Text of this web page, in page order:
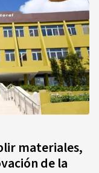
materiales,
de la